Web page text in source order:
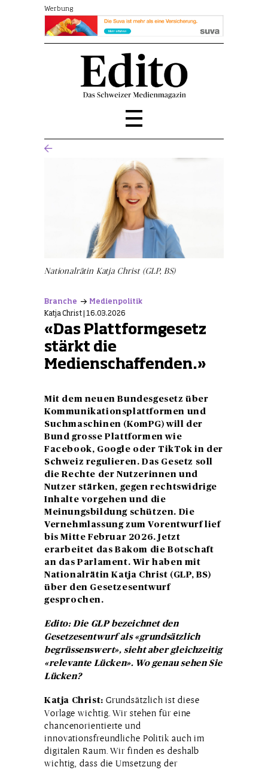
Werbung
Nationalrätin Katja Christ (GLP, BS)
Branche
Medienpolitik
Katja Christ | 16.03.2026
«Das Plattformgesetz
stärkt die
Medienschaffenden.»
Mit dem neuen Bundesgesetz über
Kommunikationsplattformen und
Suchmaschinen (KomPG) will der
Bund grosse Plattformen wie
Facebook, Google oder TikTok in der
Schweiz regulieren. Das Gesetz soll
die Rechte der Nutzerinnen und
Nutzer stärken, gegen rechtswidrige
Inhalte vorgehen und die
Meinungsbildung schützen. Die
Vernehmlassung zum Vorentwurf lief
bis Mitte Februar 2026. Jetzt
erarbeitet das Bakom die Botschaft
an das Parlament. Wir haben mit
Nationalrätin Katja Christ (GLP, BS)
über den Gesetzesentwurf
gesprochen.
Edito: Die GLP bezeichnet den
Gesetzesentwurf als «grundsätzlich
begrüssenswert», sieht aber gleichzeitig
«relevante Lücken». Wo genau sehen Sie
Lücken?
Katja Christ: Grundsätzlich ist diese
Vorlage wichtig. Wir stehen für eine
chancenorientierte und
innovationsfreundliche Politik auch im
digitalen Raum. Wir finden es deshalb
wichtig, dass die Umsetzung der